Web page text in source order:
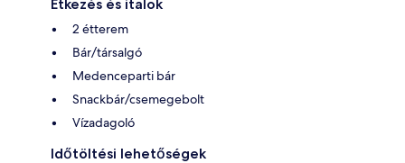
Étkezés és italok
2 étterem
Bár/társalgó
Medenceparti bár
Snackbár/csemegebolt
Vízadagoló
Időtöltési lehetőségek